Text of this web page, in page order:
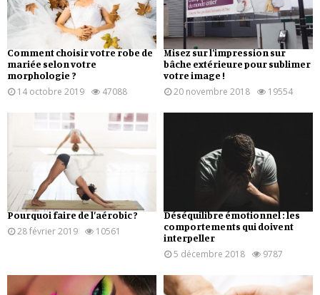
Comment choisir votre robe de
mariée selon votre
morphologie ?
14 octobre 2019
47088
Misez sur l’impression sur
bâche extérieure pour sublimer
votre image !
20 novembre 2018
19554
Pourquoi faire de l’aérobic ?
28 février 2019
10561
Déséquilibre émotionnel : les
comportements qui doivent
interpeller
5 décembre 2018
9787